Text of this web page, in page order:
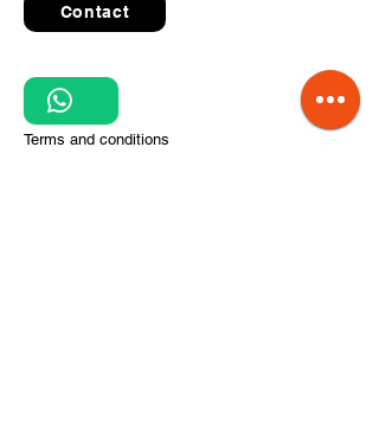
Contact
Quick Links
Terms and conditions